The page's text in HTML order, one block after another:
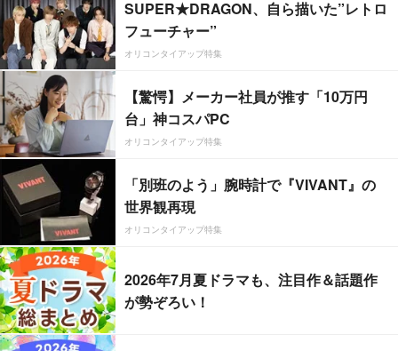
SUPER★DRAGON、自ら描いた”レトロ
フューチャー”
オリコンタイアップ特集
【驚愕】メーカー社員が推す「10万円
台」神コスパPC
オリコンタイアップ特集
「別班のよう」腕時計で『VIVANT』の
世界観再現
オリコンタイアップ特集
2026年7月夏ドラマも、注目作＆話題作
が勢ぞろい！